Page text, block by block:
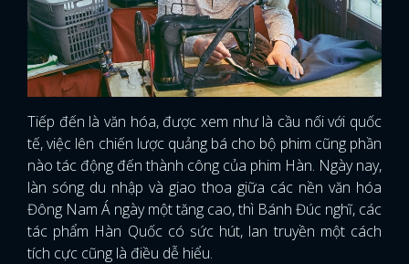
Tiếp đến là văn hóa, được xem như là cầu nối với quốc
tế, việc lên chiến lược quảng bá cho bộ phim cũng phần
nào tác động đến thành công của phim Hàn. Ngày nay,
làn sóng du nhập và giao thoa giữa các nền văn hóa
Đông Nam Á ngày một tăng cao, thì Bánh Đúc nghĩ, các
tác phẩm Hàn Quốc có sức hút, lan truyền một cách
tích cực cũng là điều dễ hiểu.